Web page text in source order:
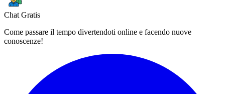
Chat Gratis
Come passare il tempo divertendoti online e facendo nuove
conoscenze!